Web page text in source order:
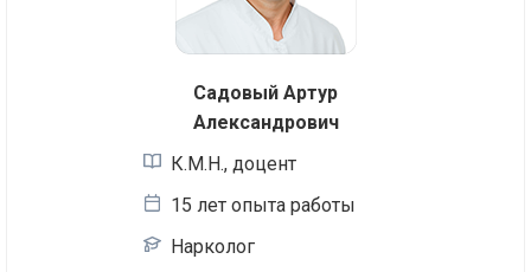
Садовый Артур
Александрович
К.М.Н., доцент
15 лет опыта работы
Нарколог